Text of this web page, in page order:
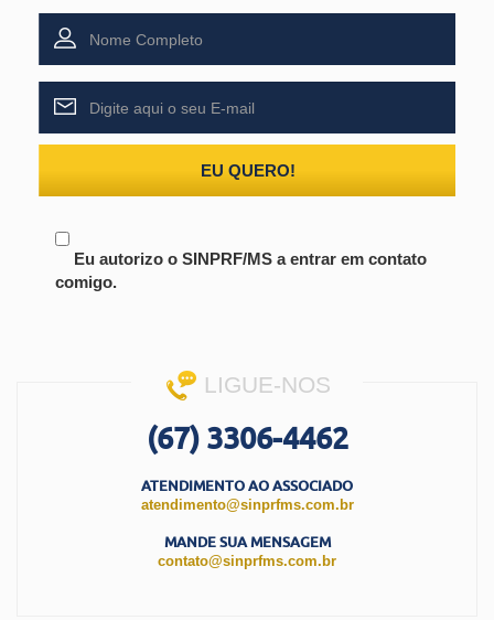
EU QUERO!
Eu autorizo o SINPRF/MS a entrar em contato
comigo.
LIGUE-NOS
(67) 3306-4462
ATENDIMENTO AO ASSOCIADO
atendimento@sinprfms.com.br
MANDE SUA MENSAGEM
contato@sinprfms.com.br